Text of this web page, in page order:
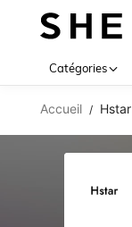
Catégories
Accueil / Hstar